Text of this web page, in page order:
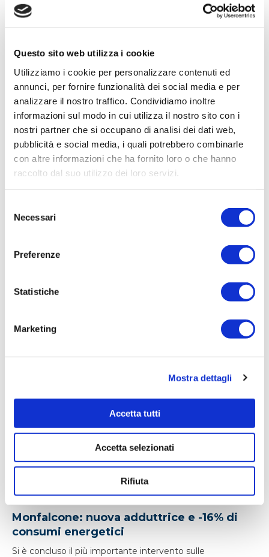
Questo sito web utilizza i cookie
Utilizziamo i cookie per personalizzare contenuti ed
annunci, per fornire funzionalità dei social media e per
analizzare il nostro traffico. Condividiamo inoltre
informazioni sul modo in cui utilizza il nostro sito con i
nostri partner che si occupano di analisi dei dati web,
pubblicità e social media, i quali potrebbero combinarle
con altre informazioni che ha fornito loro o che hanno
raccolto dal suo utilizzo dei loro servizi.
delNecessari
Preferenze
Statistiche
Marketing
Mostra dettagli
Accetta tutti
Accetta selezionati
Rifiuta
14/07/2026
Acqua bene prezioso: un appello alla
responsabilità di tutti
L'estate porta con sé giornate più calde, campagne più
assetate...
Leggi tutto »
Irisacqua risponde a Femca Cisl: rilievi
Le accuse mosse mezzo stampa da Femca Cisl nei
24/04/2026
Monfalcone: nuova adduttrice e -16% di
consumi energetici
Si è concluso il più importante intervento sulle